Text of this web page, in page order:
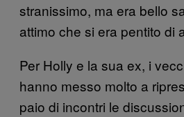
stranissimo, ma era bello
attimo che si era pentito di
Per Holly e la sua ex, i
hanno messo molto a
paio di incontri le